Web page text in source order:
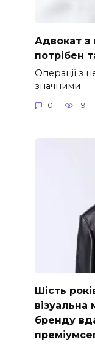
Адвокат з
потрібен
Операції з
значними
0 19
Шість
візуальна
бренду